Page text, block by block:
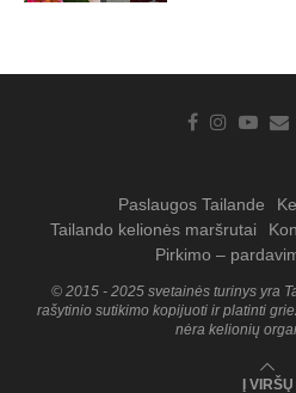
Paslaugos Tailande
Tailando kelionės maršrutai
Pirkimo –
© 2015 - 2025 svetainės turinys yra
rašytinio sutikimo kopijuoti ir platinti
nėra kelionių
Į VIRŠŲ